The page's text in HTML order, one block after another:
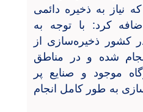
نیاز به ذخیره دائمی
کرد: با توجه به
کشور ذخیره‌سازی از
شده و در مناطق
موجود و صنایع پر
به طور کامل انجام